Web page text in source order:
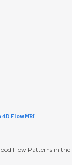
Flow MRI
Flow Patterns